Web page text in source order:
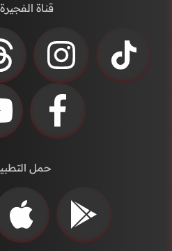
قناة الفجيرة
حمل